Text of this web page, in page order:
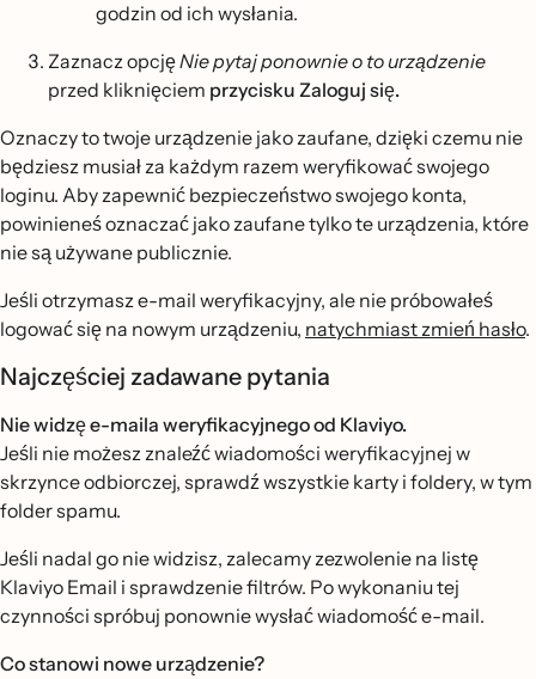
godzin od ich wysłania.
Zaznacz opcjęNie pytaj ponownie o to urządzenie
przed kliknięciem przycisku Zaloguj się.
Oznaczy to twoje urządzenie jako zaufane, dzięki czemu nie
będziesz musiał za każdym razem weryfikować swojego
loginu. Aby zapewnić bezpieczeństwo swojego konta,
powinieneś oznaczać jako zaufane tylko te urządzenia, które
nie są używane publicznie.
Jeśli otrzymasz e-mail weryfikacyjny, ale nie próbowałeś
logować się na nowym urządzeniu, natychmiast zmień hasło.
Najczęściej zadawane pytania
Nie widzę e-maila weryfikacyjnego od Klaviyo.
Jeśli nie możesz znaleźć wiadomości weryfikacyjnej w
skrzynce odbiorczej, sprawdź wszystkie karty i foldery, w tym
folder spamu.
Jeśli nadal go nie widzisz, zalecamy zezwolenie na listę
Klaviyo Email i sprawdzenie filtrów. Po wykonaniu tej
czynności spróbuj ponownie wysłać wiadomość e-mail.
Co stanowi nowe urządzenie?